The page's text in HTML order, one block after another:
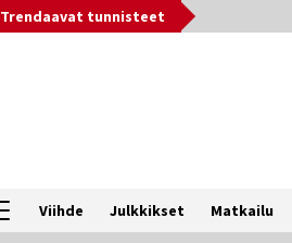
Trendaavat tunnisteet
Viihde Julkkikset Matkailu